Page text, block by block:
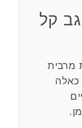
קל
מרבית
כאלה